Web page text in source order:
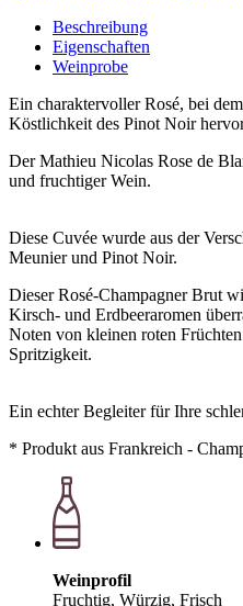
Beschreibung
Eigenschaften
Weinprobe
Ein charaktervoller Rosé, bei
Köstlichkeit des Pinot Noir
Der Mathieu Nicolas Rose de
und fruchtiger Wein.
Diese Cuvée wurde aus der
Meunier und Pinot Noir.
Dieser Rosé-Champagner Brut
Kirsch- und Erdbeeraromen
Noten von kleinen roten
Spritzigkeit.
Ein echter Begleiter für Ihre
* Produkt aus Frankreich -
Weinprofil
Fruchtig, Würzig, Frisch